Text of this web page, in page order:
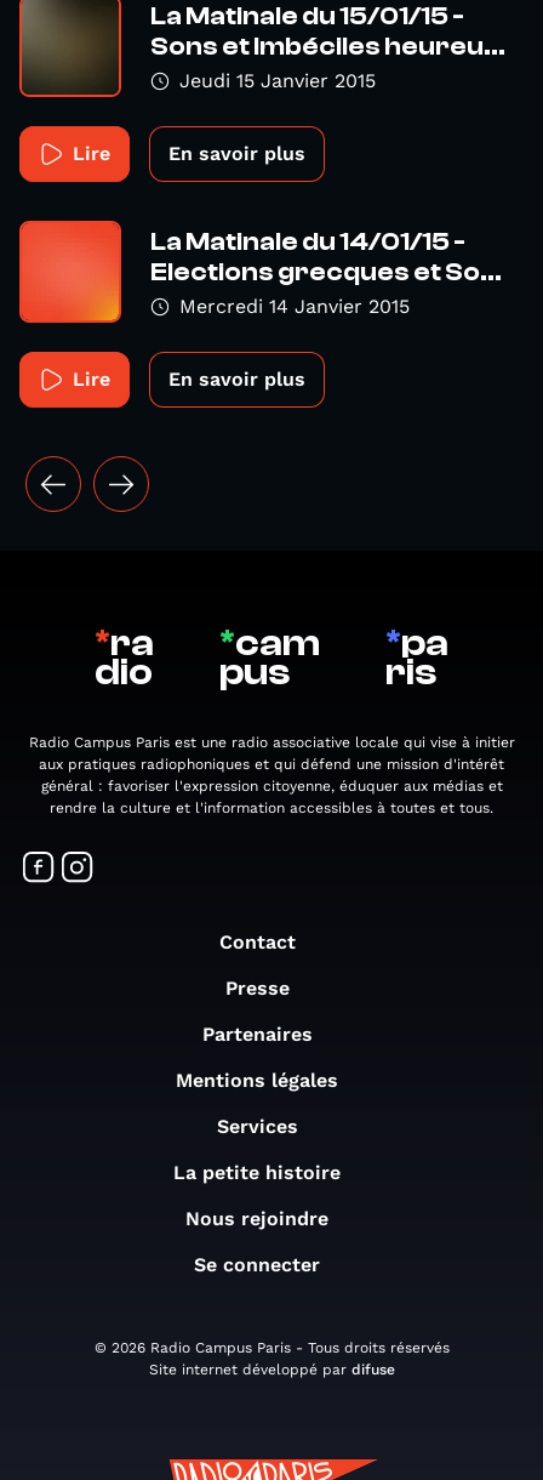
La Matinale du 15/01/15 -
Sons et Imbéciles heureu...
Jeudi 15 Janvier 2015
Lire En savoir plus
La Matinale du 14/01/15 -
Elections grecques et So...
Mercredi 14 Janvier 2015
Lire En savoir plus
*ra
dio
*cam
pus
*pa
ris
Radio Campus Paris est une radio associative locale qui vise à initier
aux pratiques radiophoniques et qui défend une mission d'intérêt
général : favoriser l'expression citoyenne, éduquer aux médias et
rendre la culture et l'information accessibles à toutes et tous.
Contact
Presse
Partenaires
Mentions légales
Services
La petite histoire
Nous rejoindre
Se connecter
© 2026 Radio Campus Paris - Tous droits réservés
Site internet développé par difuse